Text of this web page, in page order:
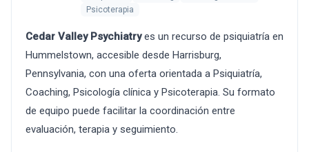
Psicoterapia
Cedar Valley Psychiatryes un recurso de psiquiatría en
Hummelstown, accesible desde Harrisburg,
Pennsylvania, con una oferta orientada a Psiquiatría,
Coaching, Psicología clínica y Psicoterapia. Su formato
de equipo puede facilitar la coordinación entre
evaluación, terapia y seguimiento.